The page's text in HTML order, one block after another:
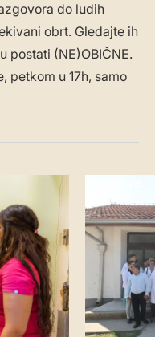
do ludih
obrt. Gledajte ih
postati (NE)OBIČNE.
petkom u 17h, samo